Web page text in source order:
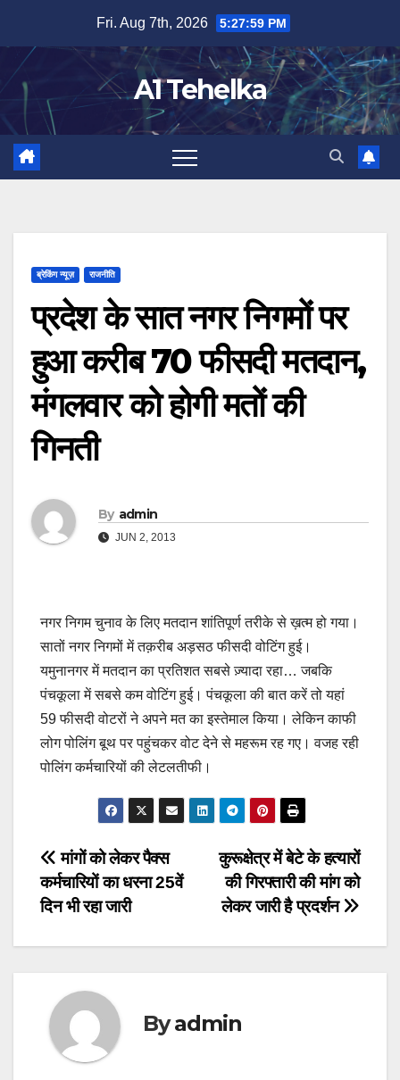
content
Fri. Aug 7th, 2026 5:27:59 PM
A1 Tehelka
ब्रेकिंग न्यूज़ राजनीति
प्रदेश के सात नगर निगमों पर
हुआ करीब 70 फीसदी मतदान,
मंगलवार को होगी मतों की
गिनती
By admin
JUN 2, 2013
नगर निगम चुनाव के लिए मतदान शांतिपूर्ण तरीके से ख़त्म हो गया।
सातों नगर निगमों में तक़रीब अड़सठ फीसदी वोटिंग हुई।
यमुनानगर में मतदान का प्रतिशत सबसे ज़्यादा रहा… जबकि
पंचकूला में सबसे कम वोटिंग हुई। पंचकूला की बात करें तो यहां
59 फीसदी वोटरों ने अपने मत का इस्‍तेमाल किया। लेकिन काफी
लोग पोलिंग बूथ पर पहुंचकर वोट देने से महरूम रह गए। वजह रही
पोलिंग कर्मचारियों की लेटलतीफी।
Post
navigation
कुरूक्षेत्र में बेटे के हत्यारों
की गिरफ्तारी की मांग को
लेकर जारी है प्रदर्शन
मांगों को लेकर पैक्स
कर्मचारियों का धरना 25वें
दिन भी रहा जारी
Byadmin